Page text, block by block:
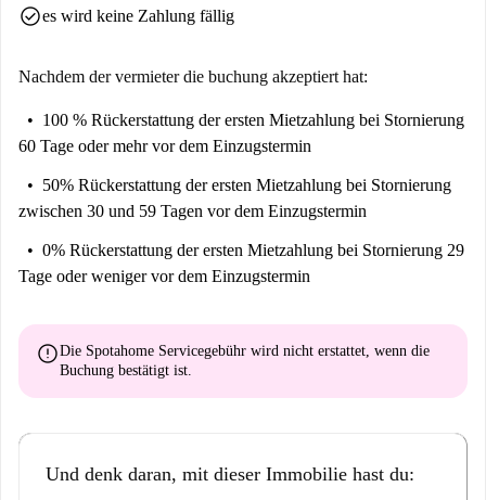
check_circlees wird keine Zahlung fällig
Nachdem der vermieter die buchung akzeptiert hat:
100 % Rückerstattung der ersten Mietzahlung bei Stornierung
60 Tage oder mehr vor dem Einzugstermin
50% Rückerstattung der ersten Mietzahlung bei Stornierung
zwischen 30 und 59 Tagen vor dem Einzugstermin
0% Rückerstattung der ersten Mietzahlung bei Stornierung 29
Tage oder weniger vor dem Einzugstermin
errorDie Spotahome Servicegebühr wird nicht erstattet , wenn die
Buchung bestätigt ist.
Und denk daran, mit dieser Immobilie hast du: